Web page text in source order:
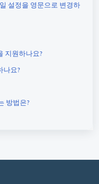
설정을 영문으로 변경하
지원하나요?
나요?
방법은?